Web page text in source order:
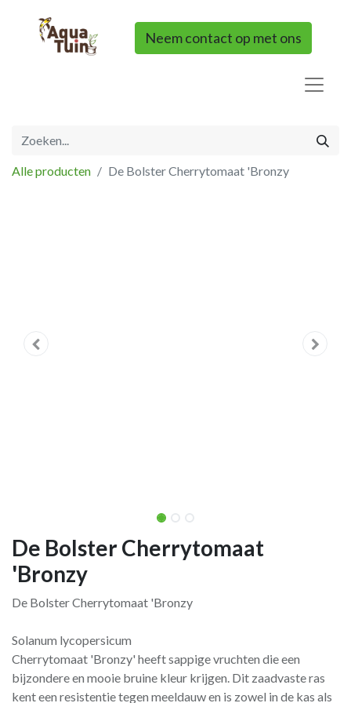
Neem contact op met ons
Alle producten De Bolster Cherrytomaat 'Bronzy
De Bolster Cherrytomaat
'Bronzy
De Bolster Cherrytomaat 'Bronzy
Solanum lycopersicum
Cherrytomaat 'Bronzy' heeft sappige vruchten die een
bijzondere en mooie bruine kleur krijgen. Dit zaadvaste ras
kent een resistentie tegen meeldauw en is zowel in de kas als